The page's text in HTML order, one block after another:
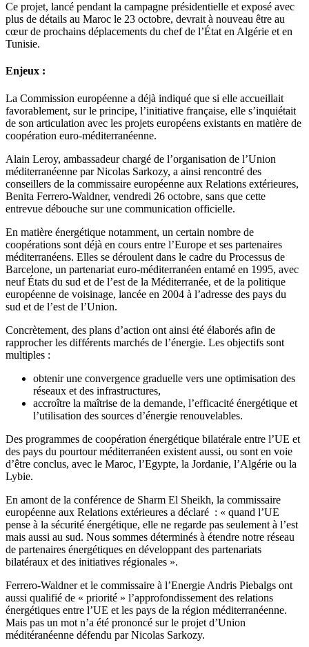
Ce projet, lancé pendant la campagne présidentielle et exposé avec
plus de détails au Maroc le 23 octobre, devrait à nouveau être au
cœur de prochains déplacements du chef de l’État en Algérie et en
Tunisie.
Enjeux :
La Commission européenne a déjà indiqué que si elle accueillait
favorablement, sur le principe, l’initiative française, elle s’inquiétait
de son articulation avec les projets européens existants en matière de
coopération euro-méditerranéenne.
Alain Leroy, ambassadeur chargé de l’organisation de l’Union
méditerranéenne par Nicolas Sarkozy, a ainsi rencontré des
conseillers de la commissaire européenne aux Relations extérieures,
Benita Ferrero-Waldner, vendredi 26 octobre, sans que cette
entrevue débouche sur une communication officielle.
En matière énergétique notamment, un certain nombre de
coopérations sont déjà en cours entre l’Europe et ses partenaires
méditerranéens. Elles se déroulent dans le cadre du Processus de
Barcelone, un partenariat euro-méditerranéen entamé en 1995, avec
neuf États du sud et de l’est de la Méditerranée, et de la politique
européenne de voisinage, lancée en 2004 à l’adresse des pays du
sud et de l’est de l’Union.
Concrètement, des plans d’action ont ainsi été élaborés afin de
rapprocher les différents marchés de l’énergie. Les objectifs sont
multiples :
obtenir une convergence graduelle vers une optimisation des
réseaux et des infrastructures,
accroître la maîtrise de la demande, l’efficacité énergétique et
l’utilisation des sources d’énergie renouvelables.
Des programmes de coopération énergétique bilatérale entre l’UE et
des pays du pourtour méditerranéen existent aussi, ou sont en voie
d’être conclus, avec le Maroc, l’Egypte, la Jordanie, l’Algérie ou la
Lybie.
En amont de la conférence de Sharm El Sheikh, la commissaire
européenne aux Relations extérieures a déclaré : « quand l’UE
pense à la sécurité énergétique, elle ne regarde pas seulement à l’est
mais aussi au sud. Nous sommes déterminés à étendre notre réseau
de partenaires énergétiques en développant des partenariats
bilatéraux et des initiatives régionales ».
Ferrero-Waldner et le commissaire à l’Energie Andris Piebalgs ont
aussi qualifié de « priorité » l’approfondissement des relations
énergétiques entre l’UE et les pays de la région méditerranéenne.
Mais pas un mot n’a été prononcé sur le projet d’Union
méditéranéenne défendu par Nicolas Sarkozy.